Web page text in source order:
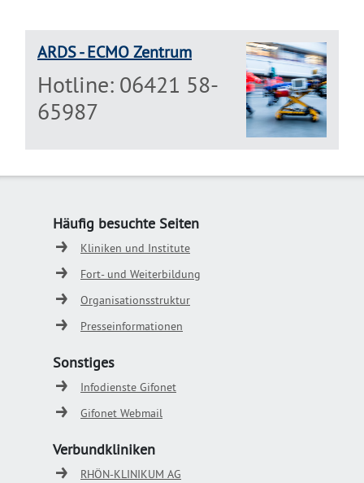
ARDS - ECMO Zentrum
Hotline: 06421 58-
65987
Häufig besuchte Seiten
Kliniken und Institute
Fort- und Weiterbildung
Organisationsstruktur
Presseinformationen
Sonstiges
Infodienste Gifonet
Gifonet Webmail
Verbundkliniken
RHÖN-KLINIKUM AG